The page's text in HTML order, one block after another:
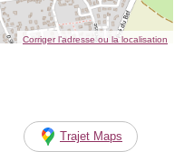
Corriger l’adresse ou la localisation
Trajet Maps